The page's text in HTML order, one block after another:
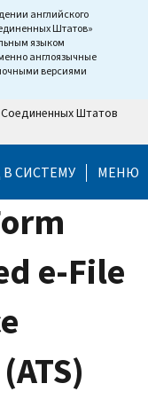
английского
Штатов»
языком
англоязычные
версиями
Штатов
В СИСТЕМУ МЕНЮ
e-File